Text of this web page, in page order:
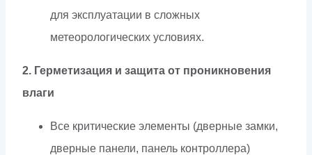
для эксплуатации в сложных
метеорологических условиях.
2. Герметизация и защита от проникновения
влаги
Все критические элементы (дверные замки,
дверные панели, панель контроллера)